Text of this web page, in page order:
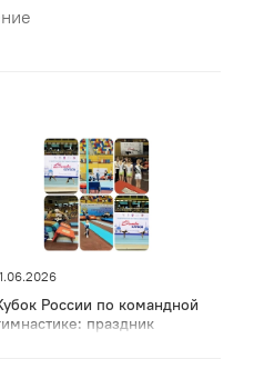
СТАНДАРТУ.
России по командной
праздник